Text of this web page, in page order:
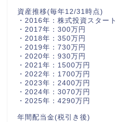
資産推移(毎年12/31時点)
・2016年：株式投資スタート
・2017年：300万円
・2018年：350万円
・2019年：730万円
・2020年：930万円
・2021年：1500万円
・2022年：1700万円
・2023年：2400万円
・2024年：3070万円
・2025年：4290万円
年間配当金(税引き後)